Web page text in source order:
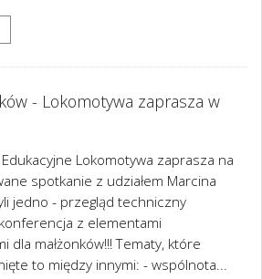
- Lokomotywa zaprasza w
Lokomotywa zaprasza na
spotkanie z udziałem Marcina
jedno - przegląd techniczny
z elementami
dla małżonków!!! Tematy, które
to między innymi: - wspólnota...